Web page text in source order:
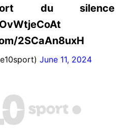
du silence
2SCaAn8uxH
June 11, 2024